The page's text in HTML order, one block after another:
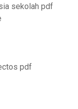
sekolah pdf
pdf